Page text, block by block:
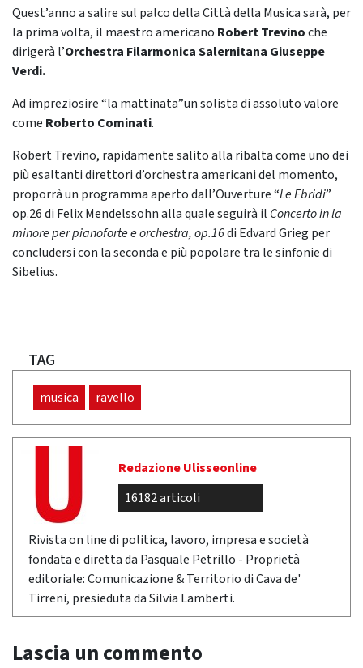
Quest’anno a salire sul palco della Città della Musica sarà, per
la prima volta, il maestro americano Robert Trevinoche
dirigerà l’Orchestra Filarmonica Salernitana Giuseppe
Verdi.
Ad impreziosire “la mattinata”un solista di assoluto valore
come Roberto Cominati.
Robert Trevino, rapidamente salito alla ribalta come uno dei
più esaltanti direttori d’orchestra americani del momento,
proporrà un programma aperto dall’Ouverture “Le Ebridi”
op.26 di Felix Mendelssohn alla quale seguirà il Concerto in la
minore per pianoforte e orchestra, op.16di Edvard Grieg per
concludersi con la seconda e più popolare tra le sinfonie di
Sibelius.
TAG
musica ravello
Redazione Ulisseonline
16182 articoli
Rivista on line di politica, lavoro, impresa e società
fondata e diretta da Pasquale Petrillo - Proprietà
editoriale: Comunicazione & Territorio di Cava de'
Tirreni, presieduta da Silvia Lamberti.
Lascia un commento